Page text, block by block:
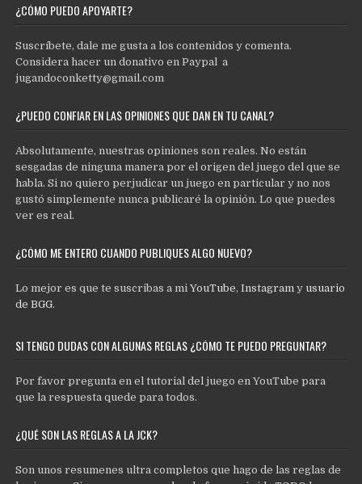
¿CÓMO PUEDO APOYARTE?
Suscríbete, dale me gusta a los contenidos y comenta.
Considera hacer un donativo en Paypal a
jugandoconketty@gmail.com
¿PUEDO CONFIAR EN LAS OPINIONES QUE DAN EN TU CANAL?
Absolutamente, nuestras opiniones son reales. No están
sesgadas de ninguna manera por el origen del juego del que se
habla. Si no quiero perjudicar un juego en particular y no nos
gustó simplemente nunca publicaré la opinión. Lo que puedes
ver es real.
¿CÓMO ME ENTERO CUANDO PUBLIQUES ALGO NUEVO?
Lo mejor es que te suscribas a miYouTube,Instagram y usuario
de BGG.
SI TENGO DUDAS CON ALGUNAS REGLAS ¿CÓMO TE PUEDO PREGUNTAR?
Por favor pregunta en el tutorial del juego en YouTube para
que la respuesta quede para todos.
¿QUÉ SON LAS REGLAS A LA JCK?
Son unos resumenes ultra completos que hago de las reglas de